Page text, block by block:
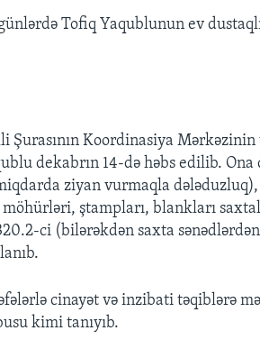
Tofiq Yaqublunun ev
Koordinasiya Mərkəzinin
dekabrın 14-də həbs edilib. Ona
ziyan vurmaqla
ştampları, blankları
ci (bilərəkdən saxta
cinayət və inzibati təqiblərə
kimi tanıyıb.